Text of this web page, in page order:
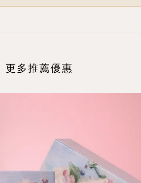
更多推薦優惠